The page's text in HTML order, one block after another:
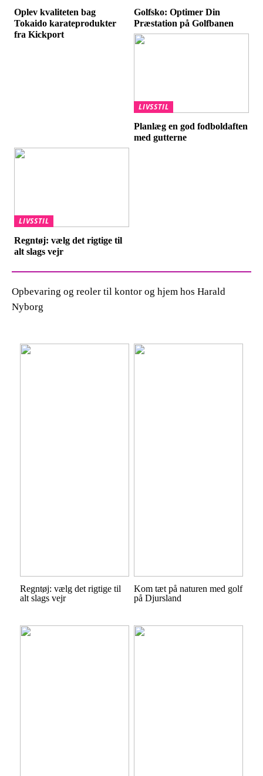
Oplev kvaliteten bag
Tokaido karateprodukter
fra Kickport
Golfsko: Optimer Din
Præstation på Golfbanen
LIVSSTIL
Planlæg en god fodboldaften
med gutterne
LIVSSTIL
Regntøj: vælg det rigtige til
alt slags vejr
Opbevaring og reoler til kontor og hjem hos Harald
Nyborg
Regntøj: vælg det rigtige til
alt slags vejr
Kom tæt på naturen med golf
på Djursland